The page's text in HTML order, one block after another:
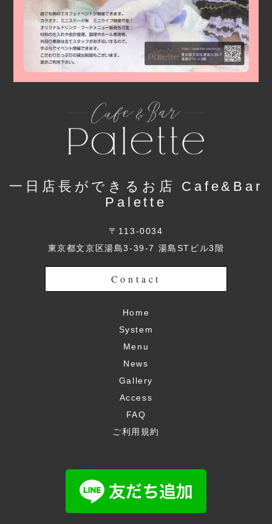
一日店長ができるお店 Cafe&Bar
Palette
〒113-0034
東京都文京区湯島3-39-7 湯島STビル3階
Contact
Home
System
Menu
News
Gallery
Access
FAQ
ご利用規約